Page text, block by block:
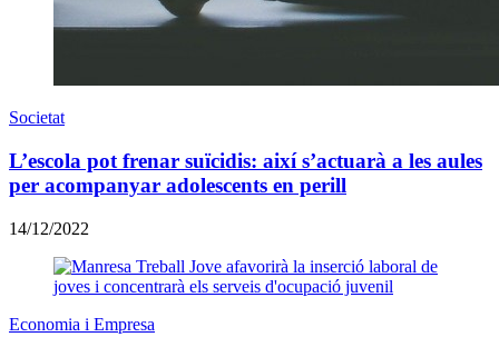
Societat
L’escola pot frenar suïcidis: així s’actuarà a les aules
per acompanyar adolescents en perill
14/12/2022
Economia i Empresa